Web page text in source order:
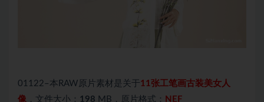
01122–本RAW原片素材是关于11张工笔画古装美女人
像 ，文件大小： 198 MB，原片格式： NEF